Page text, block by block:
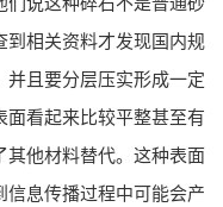
到相关资料才发现国内规
并且要分层压实形成一定
面看起来比较平整甚至有
其他材料替代。这种表面
信息传播过程中可能会产